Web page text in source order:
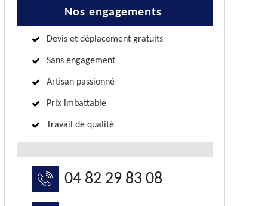
Nos engagements
Devis et déplacement gratuits
Sans engagement
Artisan passionné
Prix imbattable
Travail de qualité
04 82 29 83 08